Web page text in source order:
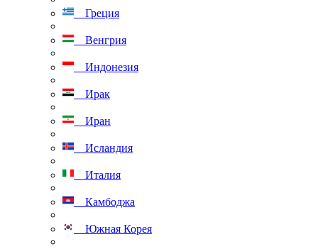
Греция
Венгрия
Индонезия
Ирак
Иран
Исландия
Италия
Камбоджа
Южная Корея